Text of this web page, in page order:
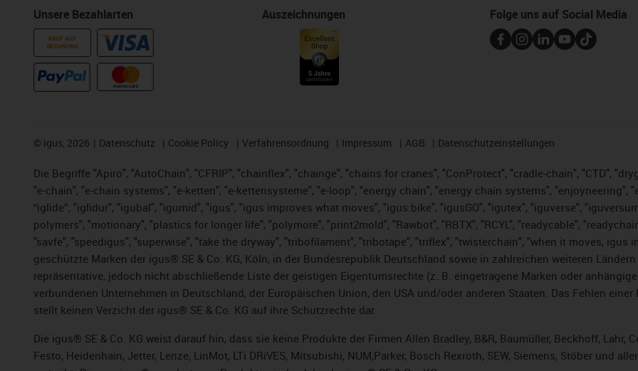
Unsere Bezahlarten
KAUF AUF
RECHNUNG
Auszeichnungen Folge uns auf Social Media
© igus, 2026 Datenschutz Cookie Policy Verfahrensordnung Impressum AGB Datenschutzeinstellungen
Die Begriffe "Apiro", "AutoChain", "CFRIP", "chainflex", "chainge", "chains for cranes", "ConProtect", "cradle-chain", "CTD",
"e-chain", "e-chain systems", "e-ketten", "e-kettensysteme", "e-loop", "energy chain", "energy chain systems", "enjoyneering",
“iglide”, "iglidur", "igubal", "igumid", "igus", "igus improves what moves", "igus:bike", "igusGO", "igutex", "iguverse",
polymers", "motionary", "plastics for longer life", "polymore", "print2mold", "Rawbot", "RBTX", "RCYL", "readycable",
"savfe", "speedigus", "superwise", "take the dryway", "tribofilament", "tribotape", "triflex", "twisterchain", "when it moves,
geschützte Marken der igus® SE & Co. KG, Köln, in der Bundesrepublik Deutschland sowie in zahlreichen weiteren
repräsentative, jedoch nicht abschließende Liste der geistigen Eigentumsrechte (z. B. eingetragene Marken oder
verbundenen Unternehmen in Deutschland, der Europäischen Union, den USA und/oder anderen Staaten. Das Fehlen
stellt keinen Verzicht der igus® SE & Co. KG auf ihre Schutzrechte dar.
Die igus® SE & Co. KG weist darauf hin, dass sie keine Produkte der Firmen Allen Bradley, B&R, Baumüller, Beckhoff, Lahr,
Festo, Heidenhain, Jetter, Lenze, LinMot, LTi DRiVES, Mitsubishi, NUM,Parker, Bosch Rexroth, SEW, Siemens, Stöber und